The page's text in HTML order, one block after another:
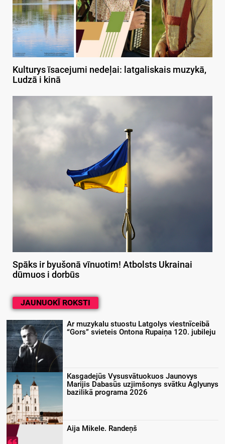
Kulturys īsacejumi nedeļai: latgaliskais muzykā,
Ludzā i kinā
Spāks ir byušonā vīnuotim! Atbolsts Ukrainai
dūmuos i dorbūs
JAUNUOKĪ ROKSTI
Ar muzykalu stuostu Latgolys viestnīceibā
“Gors” svieteis Ontona Rupaiņa 120. jubileju
Kasgadejūs Vysusvātuokuos Jaunovys
Marijis Dabasūs uzjimšonys svātku Aglyunys
bazilikā programa 2026
Aija Mikele. Randeņš